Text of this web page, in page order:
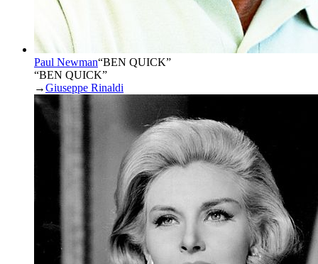
Paul Newman“BEN QUICK”
“BEN QUICK”
→Giuseppe Rinaldi